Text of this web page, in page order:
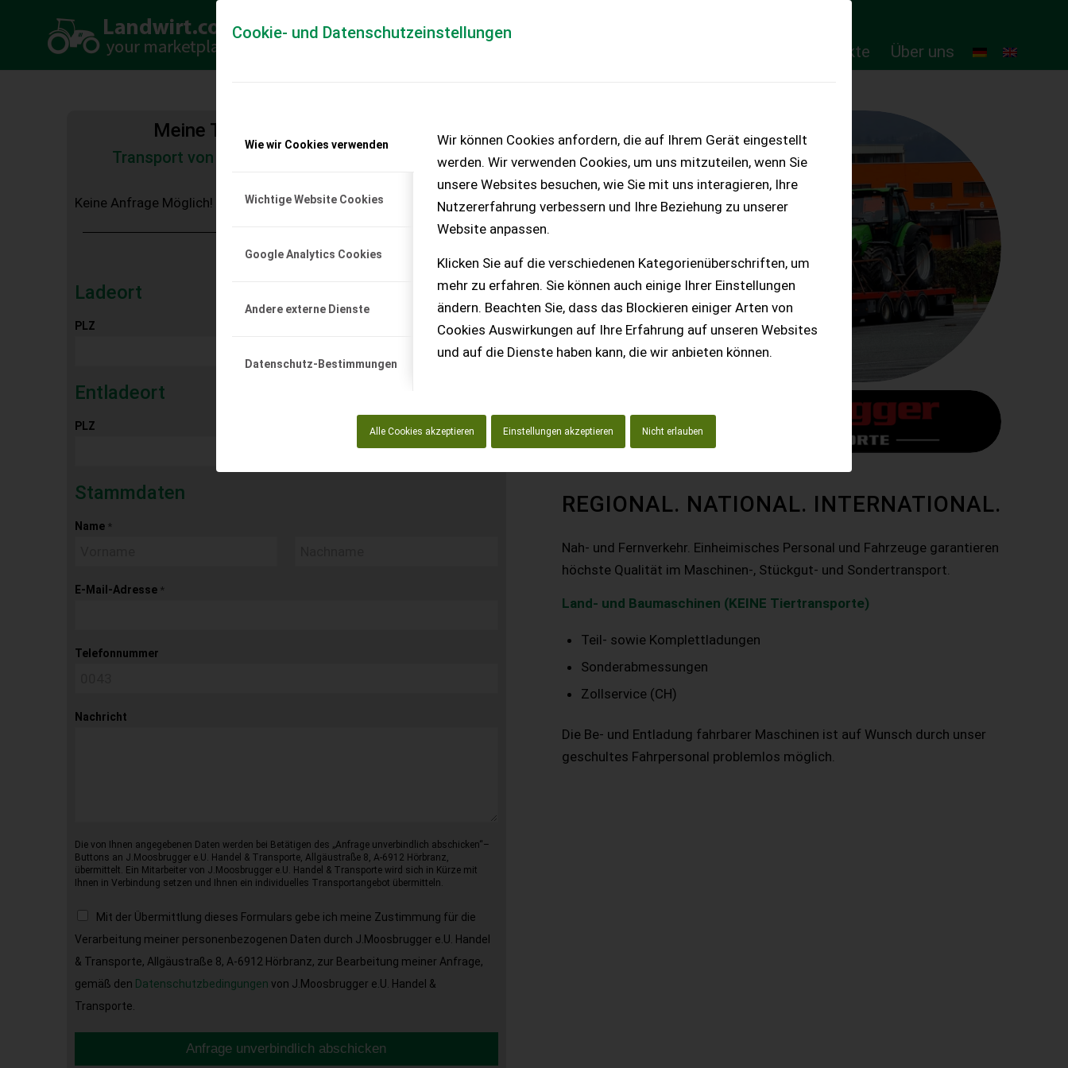
Cookie- und Datenschutzeinstellungen
Wie wir Cookies verwenden
Wichtige Website Cookies
Google Analytics Cookies
Andere externe Dienste
Datenschutz-Bestimmungen
Wir können Cookies anfordern, die auf Ihrem Gerät eingestellt
werden. Wir verwenden Cookies, um uns mitzuteilen, wenn Sie
unsere Websites besuchen, wie Sie mit uns interagieren, Ihre
Nutzererfahrung verbessern und Ihre Beziehung zu unserer
Website anpassen.
Klicken Sie auf die verschiedenen Kategorienüberschriften, um
mehr zu erfahren. Sie können auch einige Ihrer Einstellungen
ändern. Beachten Sie, dass das Blockieren einiger Arten von
Cookies Auswirkungen auf Ihre Erfahrung auf unseren Websites
und auf die Dienste haben kann, die wir anbieten können.
Alle Cookies akzeptieren Einstellungen akzeptieren Nicht erlauben
Online-Produkte Über uns
Meine Transportkostenanfrage
Transport von Land- und Baumaschinen – KEINE
Keine Anfrage Möglich!
Ladeort
PLZ
Entladeort
PLZ
Stammdaten
Name *
E-Mail-Adresse *
Telefonnummer
Nachricht
Die von Ihnen angegebenen Daten werden bei Betätigen des „Anfrage unverbindlich abschicken“–
Buttons an J.Moosbrugger e.U. Handel & Transporte, Allgäustraße 8, A-6912 Hörbranz,
übermittelt. Ein Mitarbeiter von J.Moosbrugger e.U. Handel & Transporte wird sich in Kürze mit
Ihnen in Verbindung setzen und Ihnen ein individuelles Transportangebot übermitteln.
Mit der Übermittlung dieses Formulars gebe ich meine Zustimmung für die
Verarbeitung meiner personenbezogenen Daten durch J.Moosbrugger e.U. Handel
& Transporte, Allgäustraße 8, A-6912 Hörbranz, zur Bearbeitung meiner Anfrage,
gemäß den Datenschutzbedingungen von J.Moosbrugger e.U. Handel &
Transporte.
Anfrage unverbindlich abschicken
REGIONAL. NATIONAL. INTERNATIONAL.
Nah- und Fernverkehr. Einheimisches Personal und Fahrzeuge garantieren
höchste Qualität im Maschinen-, Stückgut- und Sondertransport.
Land- und Baumaschinen (KEINE Tiertransporte)
Teil- sowie Komplettladungen
Sonderabmessungen
Zollservice (CH)
Die Be- und Entladung fahrbarer Maschinen ist auf Wunsch durch unser
geschultes Fahrpersonal problemlos möglich.